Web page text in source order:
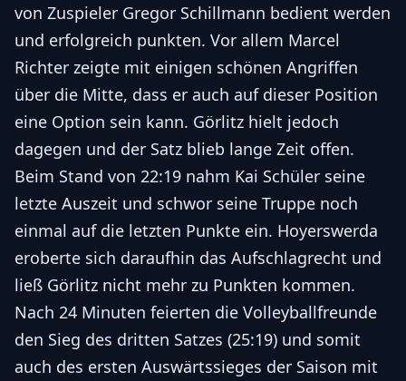
von Zuspieler Gregor Schillmann bedient werden
und erfolgreich punkten. Vor allem Marcel
Richter zeigte mit einigen schönen Angriffen
über die Mitte, dass er auch auf dieser Position
eine Option sein kann. Görlitz hielt jedoch
dagegen und der Satz blieb lange Zeit offen.
Beim Stand von 22:19 nahm Kai Schüler seine
letzte Auszeit und schwor seine Truppe noch
einmal auf die letzten Punkte ein. Hoyerswerda
eroberte sich daraufhin das Aufschlagrecht und
ließ Görlitz nicht mehr zu Punkten kommen.
Nach 24 Minuten feierten die Volleyballfreunde
den Sieg des dritten Satzes (25:19) und somit
auch des ersten Auswärtssieges der Saison mit